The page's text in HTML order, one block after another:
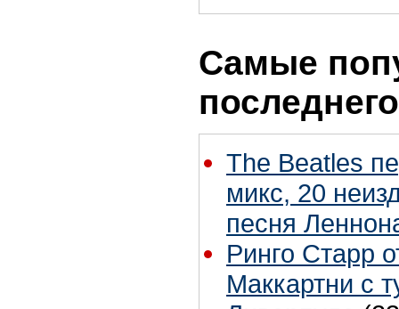
Самые
The Beatles
микс, 20
песня
Ринго Старр
Маккартни с